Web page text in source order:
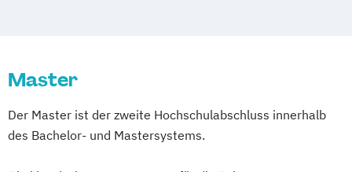
Visuelle Kommunikation
Master
Der Master ist der zweite Hochschulabschluss innerhalb
des Bachelor- und Mastersystems.